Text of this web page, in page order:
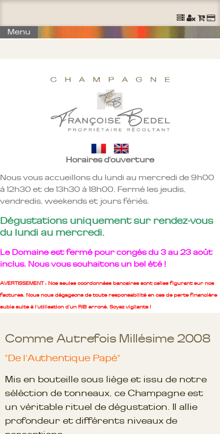
Menu
Horaires d'ouverture
Nous vous accueillons du lundi au mercredi de 9h00
à 12h30 et de 13h30 à 18h00. Fermé les jeudis,
vendredis, weekends et jours fériés.
Dégustations uniquement sur rendez-vous
du lundi au mercredi.
Le Domaine est fermé pour congés du 3 au 23 août
inclus. Nous vous souhaitons un bel été !
AVERTISSEMENT : Nos seules coordonnées bancaires sont celles figurant sur nos
factures. Nous nous dégageons de toute responsabilité en cas de perte financière
subie suite à l'utilisation d'un RIB erroné. Soyez vigilants !
Comme Autrefois Millésime 2008
"De l'Authentique Papé"
Mis en bouteille sous liège et issu de notre
sélèction de tonneaux, ce Champagne est
un véritable rituel de dégustation. Il allie
profondeur et différents niveaux de